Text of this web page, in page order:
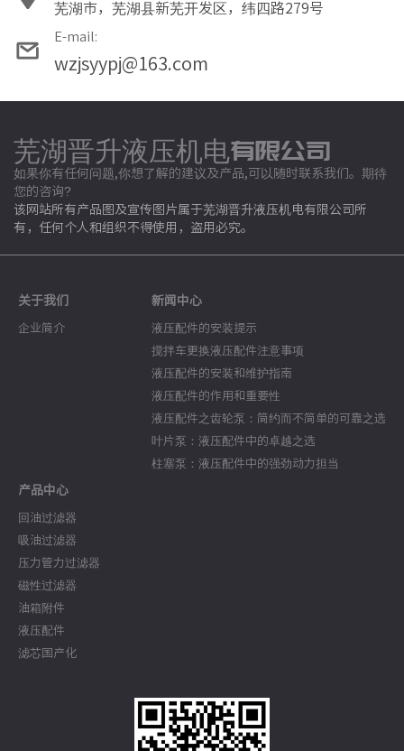
芜湖市，芜湖县新芜开发区，纬四路279号
E-mail:
wzjsyypj@163.com
芜湖晋升液压机电有限公司
如果你有任何问题,你想了解的建议及产品,可以随时联系我们。期待
您的咨询?
该网站所有产品图及宣传图片属于芜湖晋升液压机电有限公司所
有，任何个人和组织不得使用，盗用必究。
关于我们
企业简介
新闻中心
液压配件的安装提示
搅拌车更换液压配件注意事项
液压配件的安装和维护指南
液压配件的作用和重要性
液压配件之齿轮泵：简约而不简单的可靠之选
叶片泵：液压配件中的卓越之选
柱塞泵：液压配件中的强劲动力担当
产品中心
回油过滤器
吸油过滤器
压力管力过滤器
磁性过滤器
油箱附件
液压配件
滤芯国产化